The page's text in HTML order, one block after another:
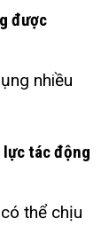
được
nhiều
tác động
thể chịu